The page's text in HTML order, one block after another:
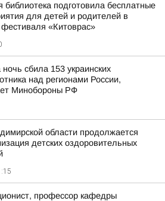
библиотека подготовила бесплатные
для детей и родителей в
фестиваля «Китоврас»
сбила 153 украинских
над регионами России,
Минобороны РФ
области продолжается
детских оздоровительных
профессор кафедры